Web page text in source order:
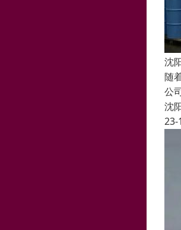
沈
随
公
沈
23-